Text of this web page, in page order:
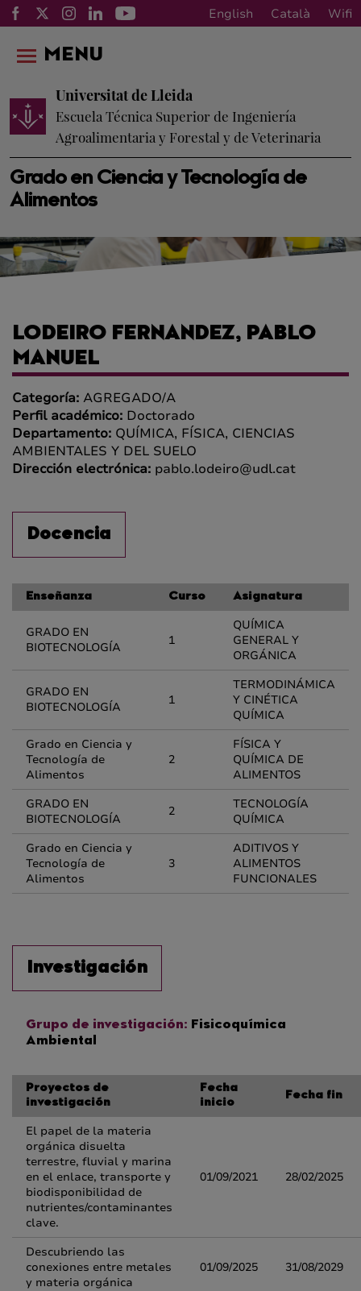
English Català Wifi
Grado en Ciencia y Tecnología de
Alimentos
Universitat de Lleida
Escuela Técnica Superior de Ingeniería
Agroalimentaria y Forestal y de Veterinaria
MENU
LODEIRO FERNANDEZ, PABLO
MANUEL
Categoría: AGREGADO/A
Perfil académico: Doctorado
Departamento: QUÍMICA, FÍSICA, CIENCIAS
AMBIENTALES Y DEL SUELO
Dirección electrónica: pablo.lodeiro@udl.cat
Docencia
Enseñanza Curso Asignatura
GRADO EN
BIOTECNOLOGÍA
1
QUÍMICA
GENERAL Y
ORGÁNICA
GRADO EN
BIOTECNOLOGÍA
1
TERMODINÁMICA
Y CINÉTICA
QUÍMICA
Grado en Ciencia y
Tecnología de
Alimentos
2
FÍSICA Y
QUÍMICA DE
ALIMENTOS
GRADO EN
BIOTECNOLOGÍA
2
TECNOLOGÍA
QUÍMICA
Grado en Ciencia y
Tecnología de
Alimentos
3
ADITIVOS Y
ALIMENTOS
FUNCIONALES
Investigación
Grupo de investigación: Fisicoquímica
Ambiental
Proyectos de
investigación
Fecha
inicio
Fecha fin
El papel de la materia
orgánica disuelta
terrestre, fluvial y marina
en el enlace, transporte y
biodisponibilidad de
nutrientes/contaminantes
clave.
01/09/2021 28/02/2025
Descubriendo las
conexiones entre metales
y materia orgánica
01/09/2025 31/08/2029